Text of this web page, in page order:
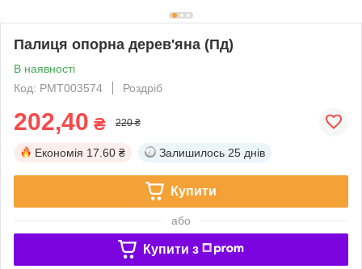
Палиця опорна дерев'яна (Пд)
В наявності
Код: РМТ003574
Роздріб
202,40 ₴ 220 ₴
Економія 17.60 ₴ Залишилось 25 днів
Купити
або
Купити з